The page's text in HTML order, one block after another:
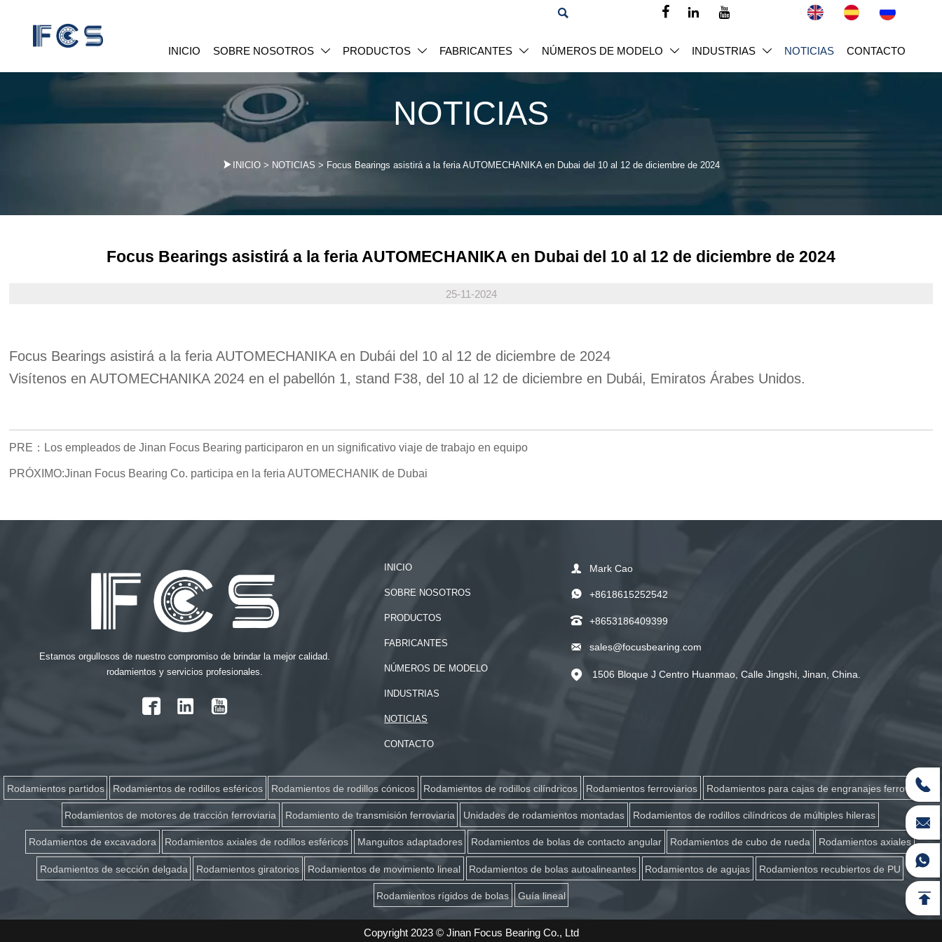
NOTICIAS
 INICIO > NOTICIAS > Focus Bearings asistirá a la feria AUTOMECHANIKA en Dubai del 10 al 12 de diciembre de 2024
Focus Bearings asistirá a la feria AUTOMECHANIKA en Dubai del 10 al 12 de diciembre de 2024
25-11-2024
Focus Bearings asistirá a la feria AUTOMECHANIKA en Dubái del 10 al 12 de diciembre de 2024
Visítenos en AUTOMECHANIKA 2024 en el pabellón 1, stand F38, del 10 al 12 de diciembre en Dubái, Emiratos Árabes Unidos.
PRE： Los empleados de Jinan Focus Bearing participaron en un significativo viaje de trabajo en equipo
PRÓXIMO:Jinan Focus Bearing Co. participa en la feria AUTOMECHANIK de Dubai
Estamos orgullosos de nuestro compromiso de brindar la mejor calidad.
rodamientos y servicios profesionales.

INICIO
SOBRE NOSOTROS
PRODUCTOS
FABRICANTES
NÚMEROS DE MODELO
INDUSTRIAS
NOTICIAS
CONTACTO
 Mark Cao
 +8618615252542
 +8653186409399
 sales@focusbearing.com
 1506 Bloque J Centro Huanmao, Calle Jingshi, Jinan, China.
Rodamientos partidos Rodamientos de rodillos esféricos Rodamientos de rodillos cónicos Rodamientos de rodillos cilíndricos Rodamientos ferroviarios Rodamientos para cajas de engranajes ferroviarias
Rodamientos de motores de tracción ferroviaria Rodamiento de transmisión ferroviaria Unidades de rodamientos montadas Rodamientos de rodillos cilíndricos de múltiples hileras
Rodamientos de excavadora Rodamientos axiales de rodillos esféricos Manguitos adaptadores Rodamientos de bolas de contacto angular Rodamientos de cubo de rueda Rodamientos axiales
Rodamientos de sección delgada Rodamientos giratorios Rodamientos de movimiento lineal Rodamientos de bolas autoalineantes Rodamientos de agujas Rodamientos recubiertos de PU
Rodamientos rígidos de bolas Guía lineal
Copyright 2023 © Jinan Focus Bearing Co., Ltd
   
INICIO SOBRE NOSOTROS  PRODUCTOS  FABRICANTES  NÚMEROS DE MODELO  INDUSTRIAS  NOTICIAS CONTACTO